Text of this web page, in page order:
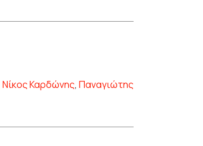
Νίκος Καρδώνης, Παναγιώτης